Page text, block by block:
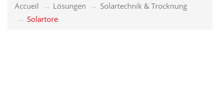
Accueil Lösungen
Solartechnik & Trocknung
Solartore